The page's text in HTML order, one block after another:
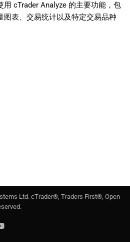
中文
cTrader Analyze 的主要功能，包
图表、交易统计以及特定交易品种
Ltd. cTrader®, Traders First®, Open